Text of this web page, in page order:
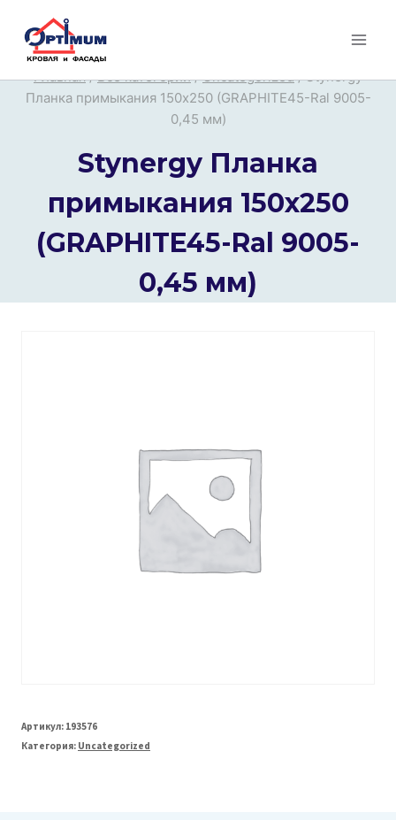
Перейти
Главная / Все категории / Uncategorized / Stynergy
Планка примыкания 150х250 (GRAPHITE45-Ral 9005-
0,45 мм)
Stynergy Планка
примыкания 150х250
(GRAPHITE45-Ral 9005-
0,45 мм)
Артикул: 193576
Категория: Uncategorized